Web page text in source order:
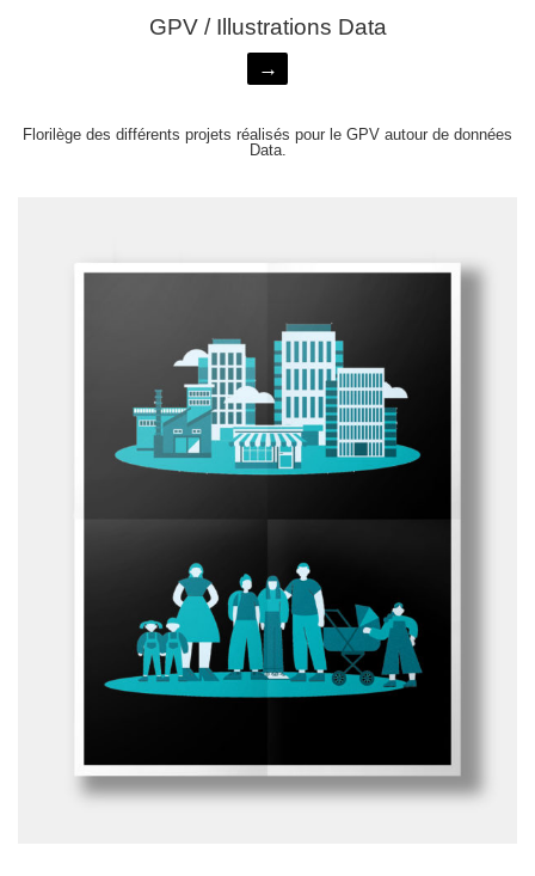
GPV / Illustrations Data
→
Florilège des différents projets réalisés pour le GPV autour de données
Data.